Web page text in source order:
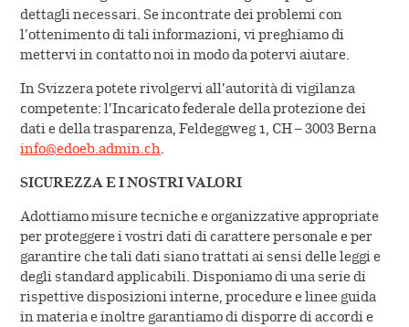
dettagli necessari. Se incontrate dei problemi con
l’ottenimento di tali informazioni, vi preghiamo di
mettervi in contatto noi in modo da potervi aiutare.
In Svizzera potete rivolgervi all’autorità di vigilanza
competente: l’Incaricato federale della protezione dei
dati e della trasparenza, Feldeggweg 1, CH – 3003 Berna
info@edoeb.admin.ch.
SICUREZZA E I NOSTRI VALORI
Adottiamo misure tecniche e organizzative appropriate
per proteggere i vostri dati di carattere personale e per
garantire che tali dati siano trattati ai sensi delle leggi e
degli standard applicabili. Disponiamo di una serie di
rispettive disposizioni interne, procedure e linee guida
in materia e inoltre garantiamo di disporre di accordi e